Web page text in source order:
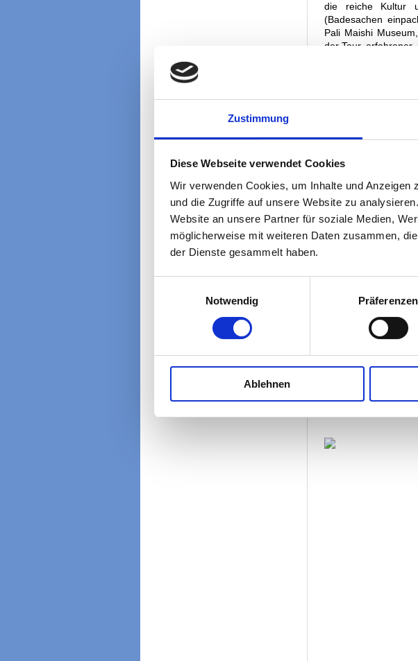
Zustimmung
Diese Webseite verwendet Cookies
Wir verwenden Cookies, um Inhalte und
und die Zugriffe auf unsere Website zu
Website an unsere Partner für soziale Medien,
möglicherweise mit weiteren Daten zusammen,
der Dienste gesammelt haben.
Notwendig
Präferenzen
Ablehnen
die reiche Kultur
(Badesachen
Pali Maishi
der Tour, erfahrener,
Mittwoch, 02.12.
Flughafen. Wir
Unser Hotel auf